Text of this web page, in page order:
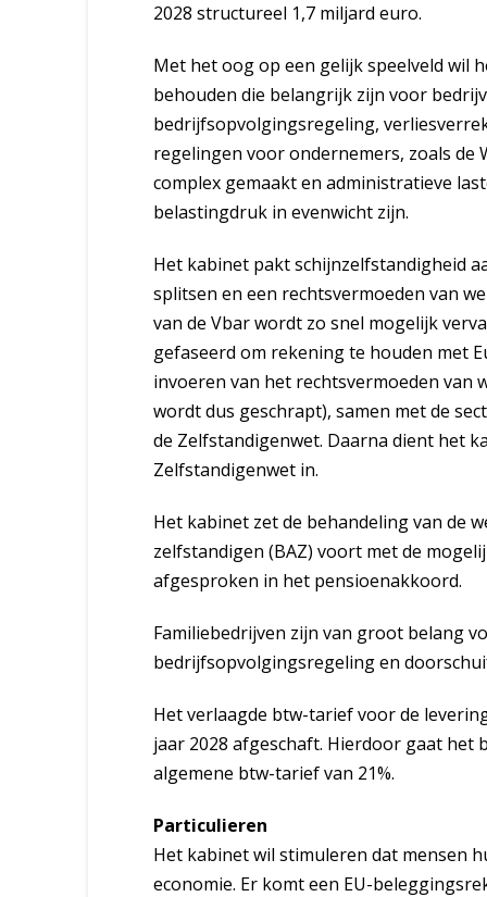
2028 structureel 1,7 miljard euro.
Met het oog op een gelijk speelveld wil
behouden die belangrijk zijn voor
bedrijfsopvolgingsregeling,
regelingen voor ondernemers, zoals de
complex gemaakt en administratieve
belastingdruk in evenwicht zijn.
Het kabinet pakt schijnzelfstandigheid
splitsen en een rechtsvermoeden van
van de Vbar wordt zo snel mogelijk
gefaseerd om rekening te houden met
invoeren van het rechtsvermoeden van
wordt dus geschrapt), samen met de
de Zelfstandigenwet. Daarna dient het
Zelfstandigenwet in.
Het kabinet zet de behandeling van de
zelfstandigen (BAZ) voort met de
afgesproken in het pensioenakkoord.
Familiebedrijven zijn van groot belang
bedrijfsopvolgingsregeling en
Het verlaagde btw-tarief voor de
jaar 2028 afgeschaft. Hierdoor gaat
algemene btw-tarief van 21%.
Particulieren
Het kabinet wil stimuleren dat mensen
economie. Er komt een EU-